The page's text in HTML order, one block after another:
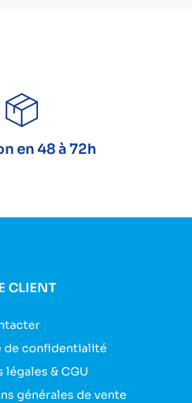
en 48 à 72h
CLIENT
de confidentialité
légales & CGU
générales de vente